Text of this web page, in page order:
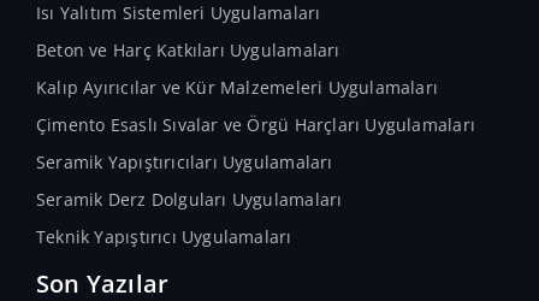
Isı Yalıtım Sistemleri Uygulamaları
Beton ve Harç Katkıları Uygulamaları
Kalıp Ayırıcılar ve Kür Malzemeleri Uygulamaları
Çimento Esaslı Sıvalar ve Örgü Harçları Uygulamaları
Seramik Yapıştırıcıları Uygulamaları
Seramik Derz Dolguları Uygulamaları
Teknik Yapıştırıcı Uygulamaları
Son Yazılar